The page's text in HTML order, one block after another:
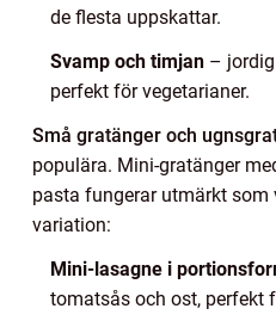
de flesta uppskattar.
Svamp och timjan –
perfekt för vegetarianer.
Små gratänger och
populära. Mini-gratänger
pasta fungerar utmärkt
variation:
Mini-lasagne i
tomatsås och ost, perfekt